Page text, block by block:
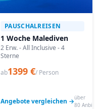
PAUSCHALREISEN
1 Woche Malediven
2 Erw. - All Inclusive - 4
Sterne
ab1399 €/ Person
Angebote vergleichen →über
80